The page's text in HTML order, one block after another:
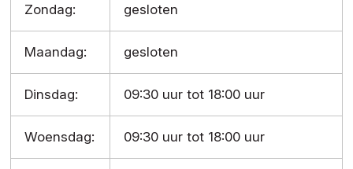
Zondag: gesloten
Maandag: gesloten
Dinsdag: 09:30 uur tot 18:00 uur
Woensdag: 09:30 uur tot 18:00 uur